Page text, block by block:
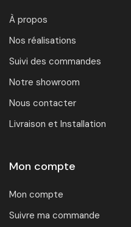
À propos
Nos réalisations
Suivi des commandes
Notre showroom
Nous contacter
Livraison et Installation
Mon compte
Mon compte
Suivre ma commande